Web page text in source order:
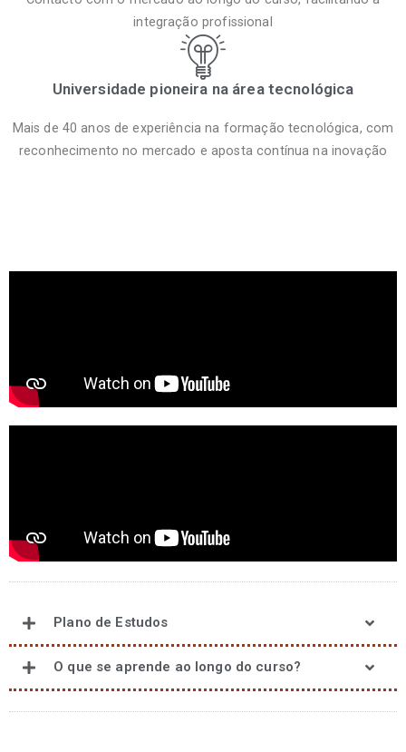
integração profissional
Universidade pioneira na área tecnológica
Mais de 40 anos de experiência na formação tecnológica, com
reconhecimento no mercado e aposta contínua na inovação
Plano de Estudos
O que se aprende ao longo do curso?